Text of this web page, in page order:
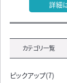
詳細
カテゴリ一覧
ピックアップ(7)